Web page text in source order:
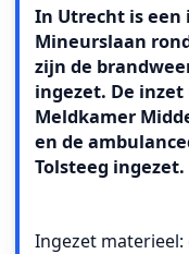
In Utrecht is een
Mineurslaan
zijn de
ingezet. De
Meldkamer
en de
Tolsteeg ingezet.
Ingezet